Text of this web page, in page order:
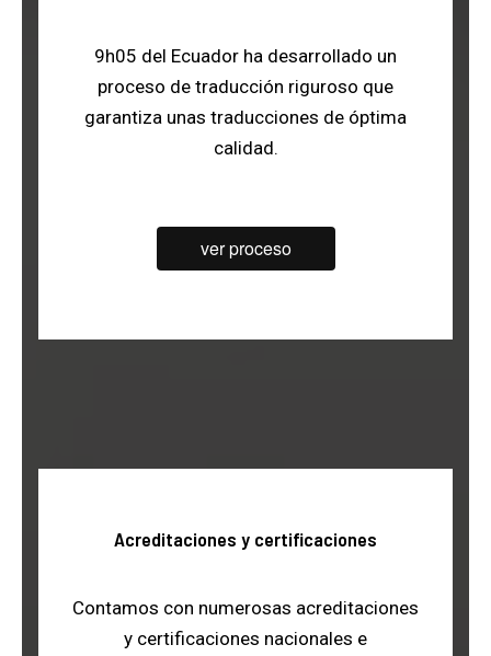
9h05 del Ecuador ha desarrollado un
proceso de traducción riguroso que
garantiza unas traducciones de óptima
calidad.
ver proceso
Acreditaciones y certificaciones
Contamos con numerosas acreditaciones
y certificaciones nacionales e